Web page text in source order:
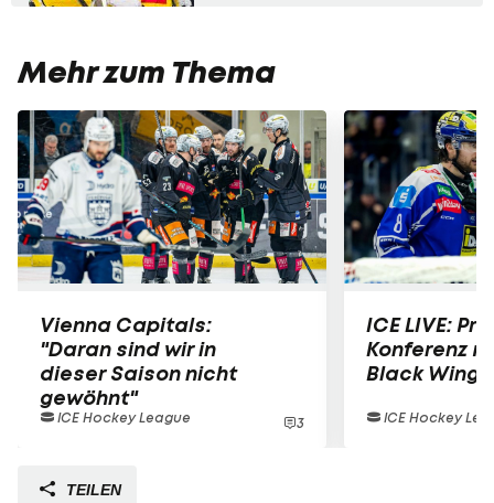
Mehr zum Thema
Vienna Capitals:
"Daran sind wir in
dieser Saison nicht
gewöhnt"
ICE Hockey League 3
ICE LIVE:
Konferenz
Black Wings
ICE Hockey
TEILEN